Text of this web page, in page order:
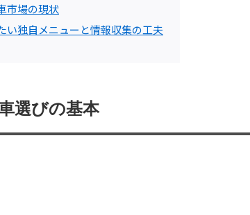
市場の現状
い独自メニューと情報収集の工夫
選びの基本